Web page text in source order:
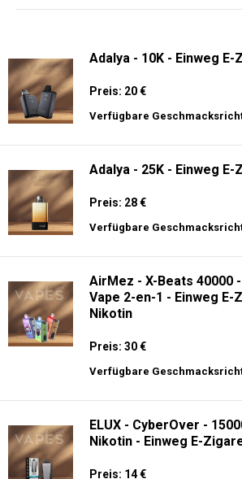
Adalya - 10K - Einweg
Preis: 20 €
Verfügbare
Adalya - 25K - Einweg
Preis: 28 €
Verfügbare
AirMez - X-Beats 40000
Vape 2-en-1 - Einweg E-
Nikotin
Preis: 30 €
Verfügbare
ELUX - CyberOver -
Nikotin - Einweg E-
Preis: 14 €